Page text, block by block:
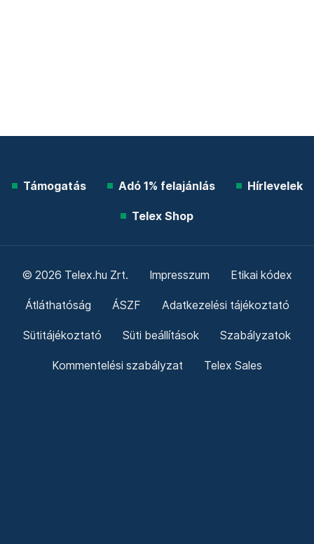
Támogatás Adó 1% felajánlás Hírlevelek
Telex Shop
© 2026 Telex.hu Zrt. Impresszum Etikai kódex
Átláthatóság ÁSZF Adatkezelési tájékoztató
Sütitájékoztató Süti beállítások Szabályzatok
Kommentelési szabályzat Telex Sales